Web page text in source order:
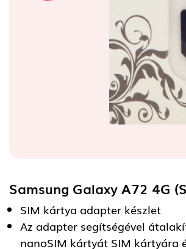
Samsung Galaxy A72 4G
SIM kártya adapter készlet
Az adapter segítségével
nanoSIM kártyát SIM kártyára